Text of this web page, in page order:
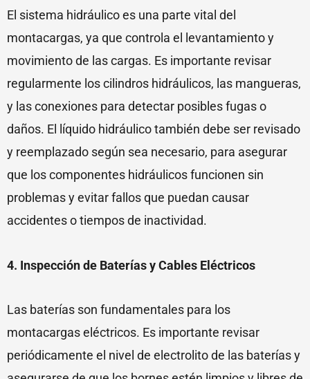
El sistema hidráulico es una parte vital del
montacargas, ya que controla el levantamiento y
movimiento de las cargas. Es importante revisar
regularmente los cilindros hidráulicos, las mangueras,
y las conexiones para detectar posibles fugas o
daños. El líquido hidráulico también debe ser revisado
y reemplazado según sea necesario, para asegurar
que los componentes hidráulicos funcionen sin
problemas y evitar fallos que puedan causar
accidentes o tiempos de inactividad.
4. Inspección de Baterías y Cables Eléctricos
Las baterías son fundamentales para los
montacargas eléctricos. Es importante revisar
periódicamente el nivel de electrolito de las baterías y